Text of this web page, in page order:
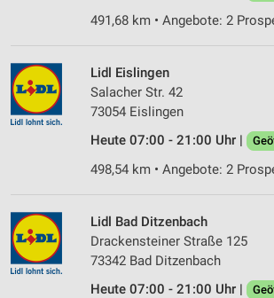
491,68 km • Angebote: 2
Lidl Eislingen
Salacher Str. 42
73054 Eislingen
Heute 07:00 - 21:00 Uhr |
498,54 km • Angebote: 2
Lidl Bad Ditzenbach
Drackensteiner Straße 125
73342 Bad Ditzenbach
Heute 07:00 - 21:00 Uhr |